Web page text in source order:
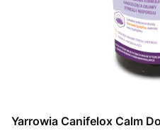
Yarrowia Canifelox Calm